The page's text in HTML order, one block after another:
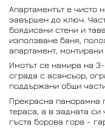
Апартаментът е чисто
завършен до ключ.
боядисани стени и
използване баня,
апартамент,
Имотът се намира на
сграда с асансьор,
поддържани общи
Прекрасна панорамна
тераса, а в задната
гъста борова гора -